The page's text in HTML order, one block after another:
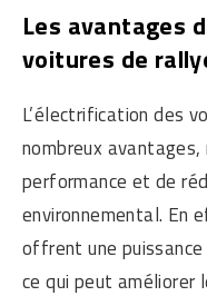
Les avantages
voitures de
L’électrification des
nombreux
performance et de
environnemental. En
offrent une
ce qui peut améliorer